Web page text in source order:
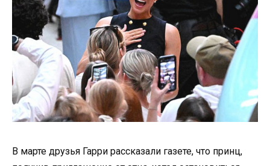
В марте друзья Гарри рассказали газете, что принц,